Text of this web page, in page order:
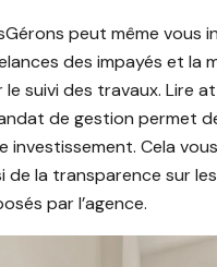
peut même vous
des impayés et la
le suivi des travaux. Lire
de gestion permet
investissement. Cela
de la transparence sur
par l’agence.